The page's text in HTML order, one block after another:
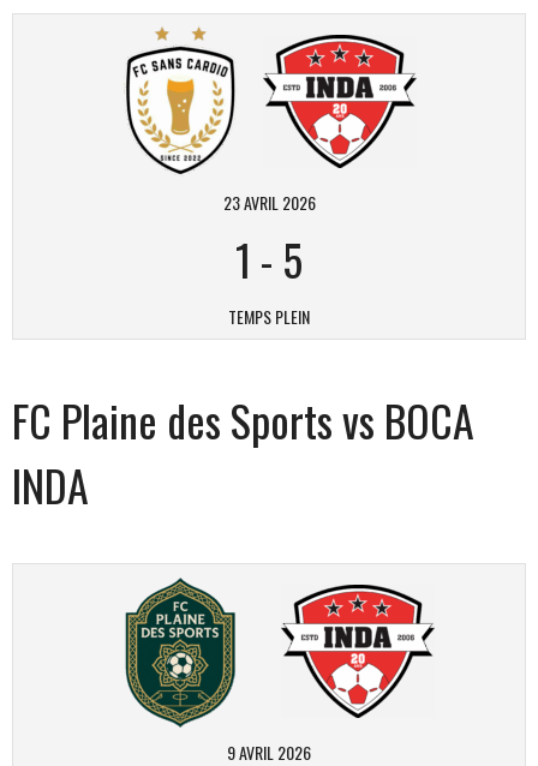
23 AVRIL 2026
1 - 5
TEMPS PLEIN
FC Plaine des Sports vs BOCA
INDA
9 AVRIL 2026